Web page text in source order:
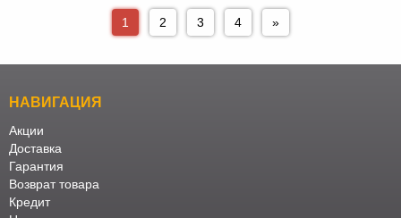
1 2 3 4 »
НАВИГАЦИЯ
Акции
Доставка
Гарантия
Возврат товара
Кредит